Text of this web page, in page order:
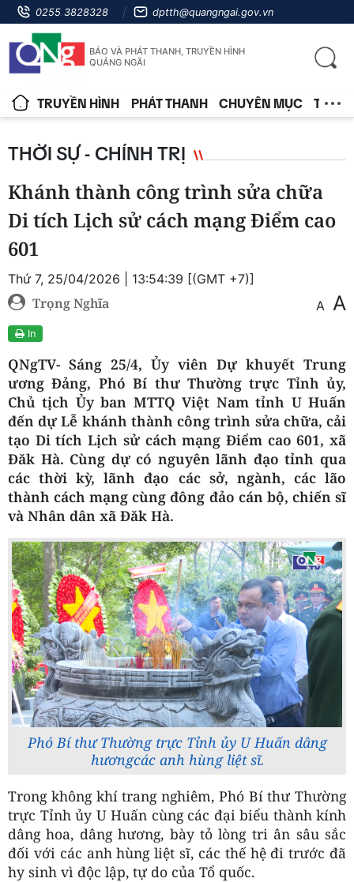
0255 3828328 dptth@quangngai.gov.vn
BÁO VÀ PHÁT THANH, TRUYỀN HÌNH
QUẢNG NGÃI
TRUYỀN HÌNH PHÁT THANH CHUYÊN MỤC TIN
THỜI SỰ - CHÍNH TRỊ
Khánh thành công trình sửa chữa
Di tích Lịch sử cách mạng Điểm cao
601
Thứ 7, 25/04/2026 | 13:54:39 [(GMT +7)]
Trọng Nghĩa A A
In
QNgTV- Sáng 25/4, Ủy viên Dự khuyết Trung
ương Đảng, Phó Bí thư Thường trực Tỉnh ủy,
Chủ tịch Ủy ban MTTQ Việt Nam tỉnh U Huấn
đến dự Lễ khánh thành công trình sửa chữa, cải
tạo Di tích Lịch sử cách mạng Điểm cao 601, xã
Đăk Hà. Cùng dự có nguyên lãnh đạo tỉnh qua
các thời kỳ, lãnh đạo các sở, ngành, các lão
thành cách mạng cùng đông đảo cán bộ, chiến sĩ
và Nhân dân xã Đăk Hà.
Phó Bí thư Thường trực Tỉnh ủy U Huấn dâng
hươngcác anh hùng liệt sĩ.
Trong không khí trang nghiêm, Phó Bí thư Thường
trực Tỉnh ủy U Huấn cùng các đại biểu thành kính
dâng hoa, dâng hương, bày tỏ lòng tri ân sâu sắc
đối với các anh hùng liệt sĩ, các thế hệ đi trước đã
hy sinh vì độc lập, tự do của Tổ quốc.